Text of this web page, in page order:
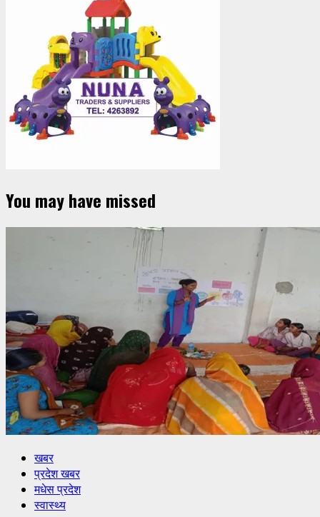
You may have missed
खबर
प्रदेश खबर
मधेस प्रदेश
स्वास्थ्य